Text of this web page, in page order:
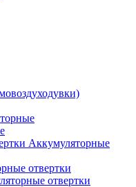
Аккумуляторные
отвертки
отвертки